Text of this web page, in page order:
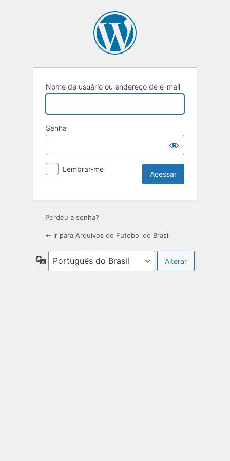
Nome de usuário ou endereço de e-mail
Senha
Lembrar-me
Perdeu a senha?
← Ir para Arquivos de Futebol do Brasil
Idioma